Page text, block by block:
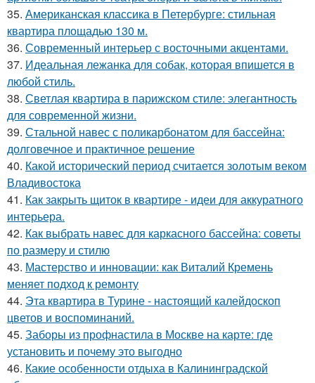
35. Американская классика в Петербурге: стильная
квартира площадью 130 м.
36. Современный интерьер с восточными акцентами.
37. Идеальная лежанка для собак, которая впишется в
любой стиль.
38. Светлая квартира в парижском стиле: элегантность
для современной жизни.
39. Стальной навес с поликарбонатом для бассейна:
долговечное и практичное решение
40. Какой исторический период считается золотым веком
Владивостока
41. Как закрыть щиток в квартире - идеи для аккуратного
интерьера.
42. Как выбрать навес для каркасного бассейна: советы
по размеру и стилю
43. Мастерство и инновации: как Виталий Кремень
меняет подход к ремонту
44. Эта квартира в Турине - настоящий калейдоскоп
цветов и воспоминаний.
45. Заборы из профнастила в Москве на карте: где
установить и почему это выгодно
46. Какие особенности отдыха в Калининградской